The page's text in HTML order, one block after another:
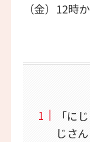
（金）12時
「に
じさ